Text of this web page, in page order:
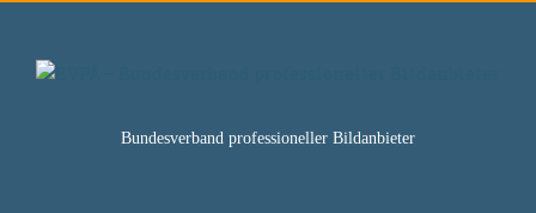
Bundesverband professioneller Bildanbieter